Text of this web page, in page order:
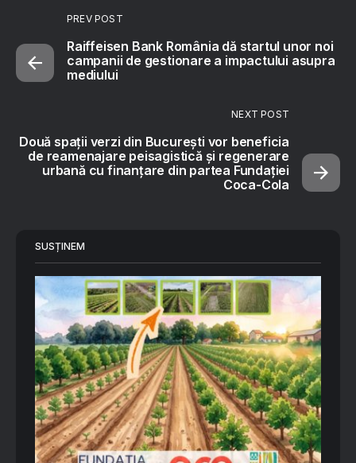
PREV POST
Raiffeisen Bank România dă startul unor noi
campanii de gestionare a impactului asupra
mediului
NEXT POST
Două spații verzi din București vor beneficia
de reamenajare peisagistică și regenerare
urbană cu finanțare din partea Fundației
Coca-Cola
SUSȚINEM